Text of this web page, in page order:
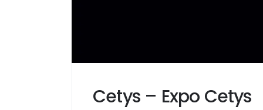
Cetys – Expo Cetys